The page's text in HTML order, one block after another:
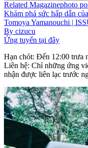
Related Magazinephoto
Khám phá sức hấp dẫn
Tomoya Yamanouchi |
By cizucu
Ứng tuyển tại đây
Hạn chót: Đến 12:00 trưa
Liên hệ: Chỉ những ứng
nhận được liên lạc trước